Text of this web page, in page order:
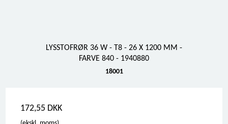
LYSSTOFRØR 36 W - T8 - 26 X 1200 MM -
FARVE 840 - 1940880
18001
172,55 DKK